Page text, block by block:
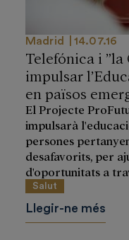
Madrid 14.07.16
Telefónica i ”la
impulsar
en països
El Projecte
impulsarà
persones
desafavorits, per
d'oportunitats a
Salut
Llegir-ne més